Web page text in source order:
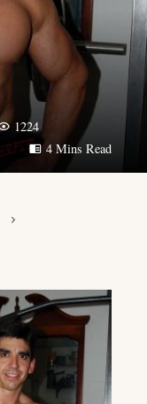
1224
4 Mins Read